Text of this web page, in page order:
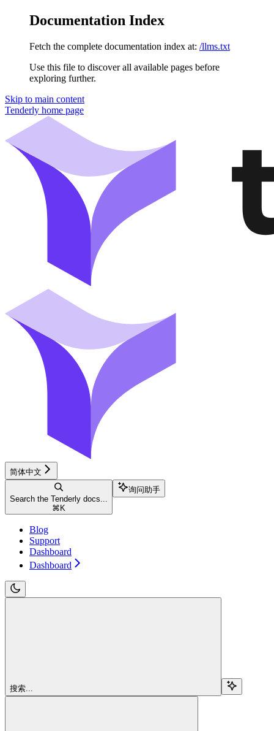
Documentation Index
Fetch the complete documentation index at: /llms.txt
Use this file to discover all available pages before
exploring further.
Skip to main content
Tenderly home page
简体中文
Search the Tenderly docs...
⌘ K
询问助手
Blog
Support
Dashboard
Dashboard
搜索...